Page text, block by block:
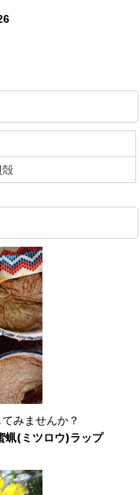
みませんか？
(ミツロウ)ラップ